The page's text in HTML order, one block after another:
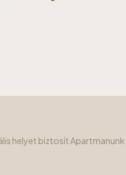
helyet biztosít Apartmanunk